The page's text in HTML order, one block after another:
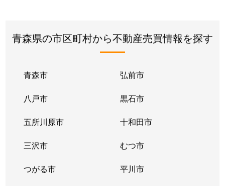
青森県の市区町村から不動産売買情報を探す
青森市 弘前市
八戸市 黒石市
五所川原市 十和田市
三沢市 むつ市
つがる市 平川市